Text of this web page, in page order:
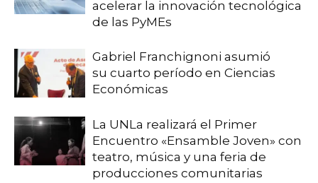
acelerar la innovación tecnológica
de las PyMEs
Gabriel Franchignoni asumió
su cuarto período en Ciencias
Económicas
La UNLa realizará el Primer
Encuentro «Ensamble Joven» con
teatro, música y una feria de
producciones comunitarias